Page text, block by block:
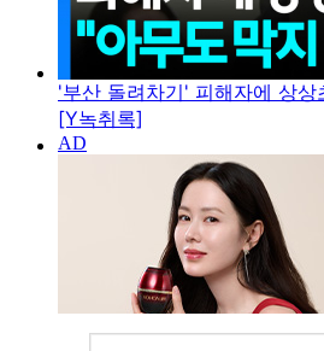
'부산 돌려차기' 피해자에 상
[Y녹취록]